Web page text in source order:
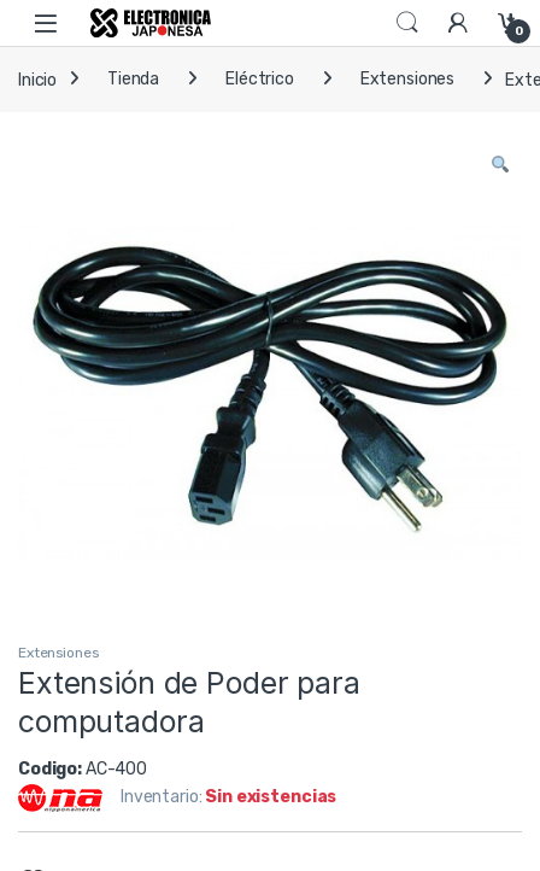
Skip to navigation
Skip to content
Open 0
Inicio Tienda Eléctrico Extensiones
Extensiones
Extensión de Poder para
computadora
Codigo:AC-400
Inventario: Sin existencias